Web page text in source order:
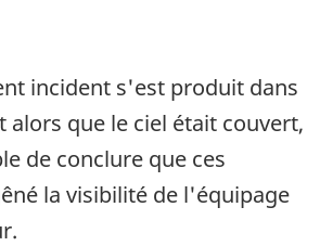
incident s'est produit dans
alors que le ciel était couvert,
de conclure que ces
la visibilité de l'équipage